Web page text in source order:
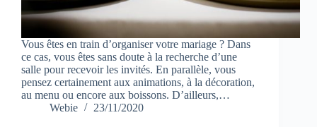
Vous êtes en train d’organiser votre mariage ? Dans
ce cas, vous êtes sans doute à la recherche d’une
salle pour recevoir les invités. En parallèle, vous
pensez certainement aux animations, à la décoration,
au menu ou encore aux boissons. D’ailleurs,…
Webie
23/11/2020